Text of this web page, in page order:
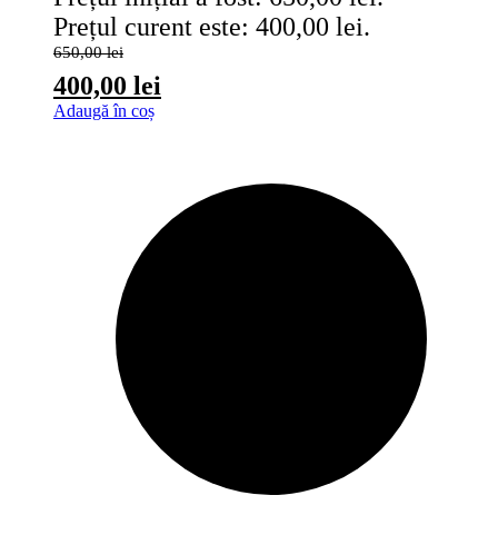
650,00lei
400,00 lei
Prețul curent este: 400,00 lei.
Adaugă în coș